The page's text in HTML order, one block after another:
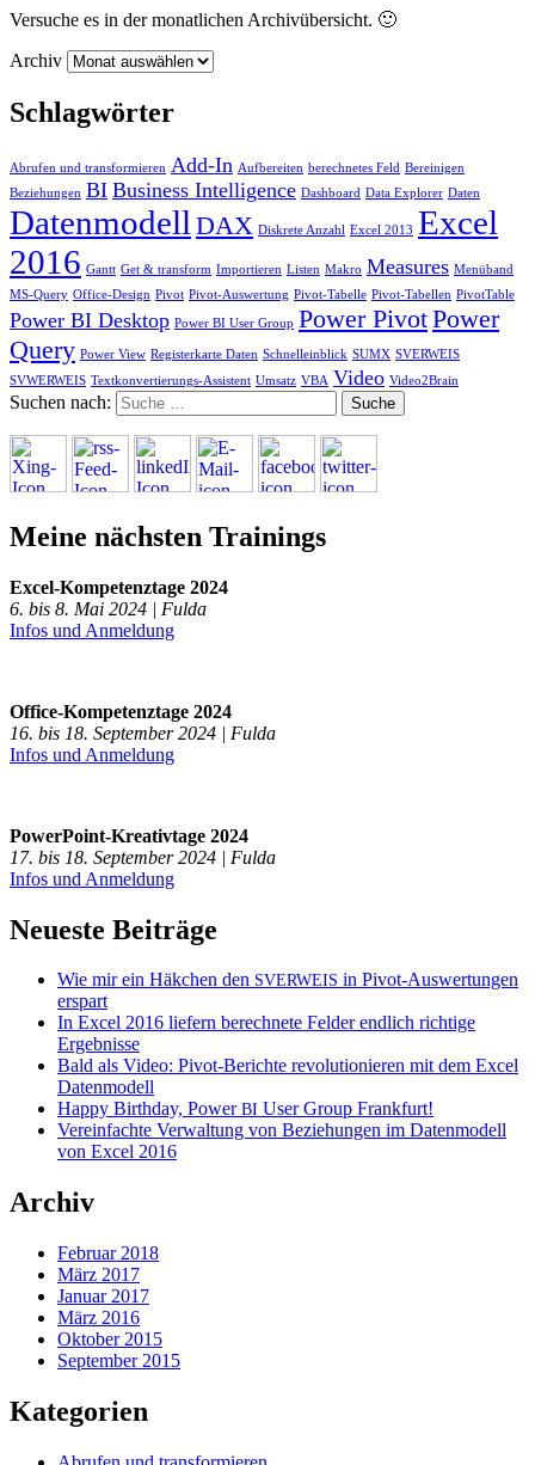
Versuche es in der monatlichen Archivübersicht. 🙂
Archiv
Schlagwörter
Abrufen und transformieren Add-In Aufbereiten berechnetes Feld Bereinigen
Beziehungen BI Business Intelligence Dashboard Data Explorer Daten
Datenmodell DAX Diskrete Anzahl Excel 2013 Excel
2016 Gantt Get & transform Importieren Listen Makro Measures Menüband
MS-Query Office-Design Pivot Pivot-Auswertung Pivot-Tabelle Pivot-Tabellen PivotTable
Power BI Desktop Power BI User Group Power PivotPower
Query Power View Registerkarte Daten Schnelleinblick SUMX SVERWEIS
SVWERWEIS Textkonvertierungs-Assistent Umsatz VBA Video Video2Brain
Suchen nach:
Meine nächsten Trainings
Excel-Kompetenztage 2024
6. bis 8. Mai 2024 | Fulda
Infos und Anmeldung
Office-Kompetenztage 2024
16. bis 18. September 2024 | Fulda
Infos und Anmeldung
PowerPoint-Kreativtage 2024
17. bis 18. September 2024 | Fulda
Infos und Anmeldung
Neueste Beiträge
Wie mir ein Häkchen den SVERWEIS in Pivot-Auswertungen
erspart
In Excel 2016 liefern berechnete Felder endlich richtige
Ergebnisse
Bald als Video: Pivot-Berichte revolutionieren mit dem Excel
Datenmodell
Happy Birthday, PowerBI User Group Frankfurt!
Vereinfachte Verwaltung von Beziehungen im Datenmodell
von Excel 2016
Archiv
Februar 2018
März 2017
Januar 2017
März 2016
Oktober 2015
September 2015
Kategorien